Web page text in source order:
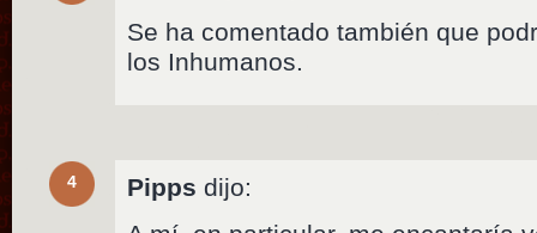
Se ha comentado también que
los Inhumanos.
4 Pipps dijo: